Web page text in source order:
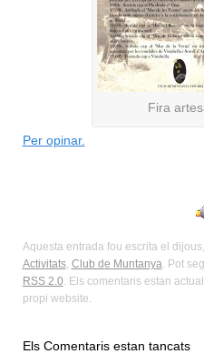
Fira
Per opinar.
Aquesta entrada fou escrita el
Activitats, Club de Muntanya. Pot
RSS 2.0. Els comentaris estan
propi website.
Els Comentaris estan tancats